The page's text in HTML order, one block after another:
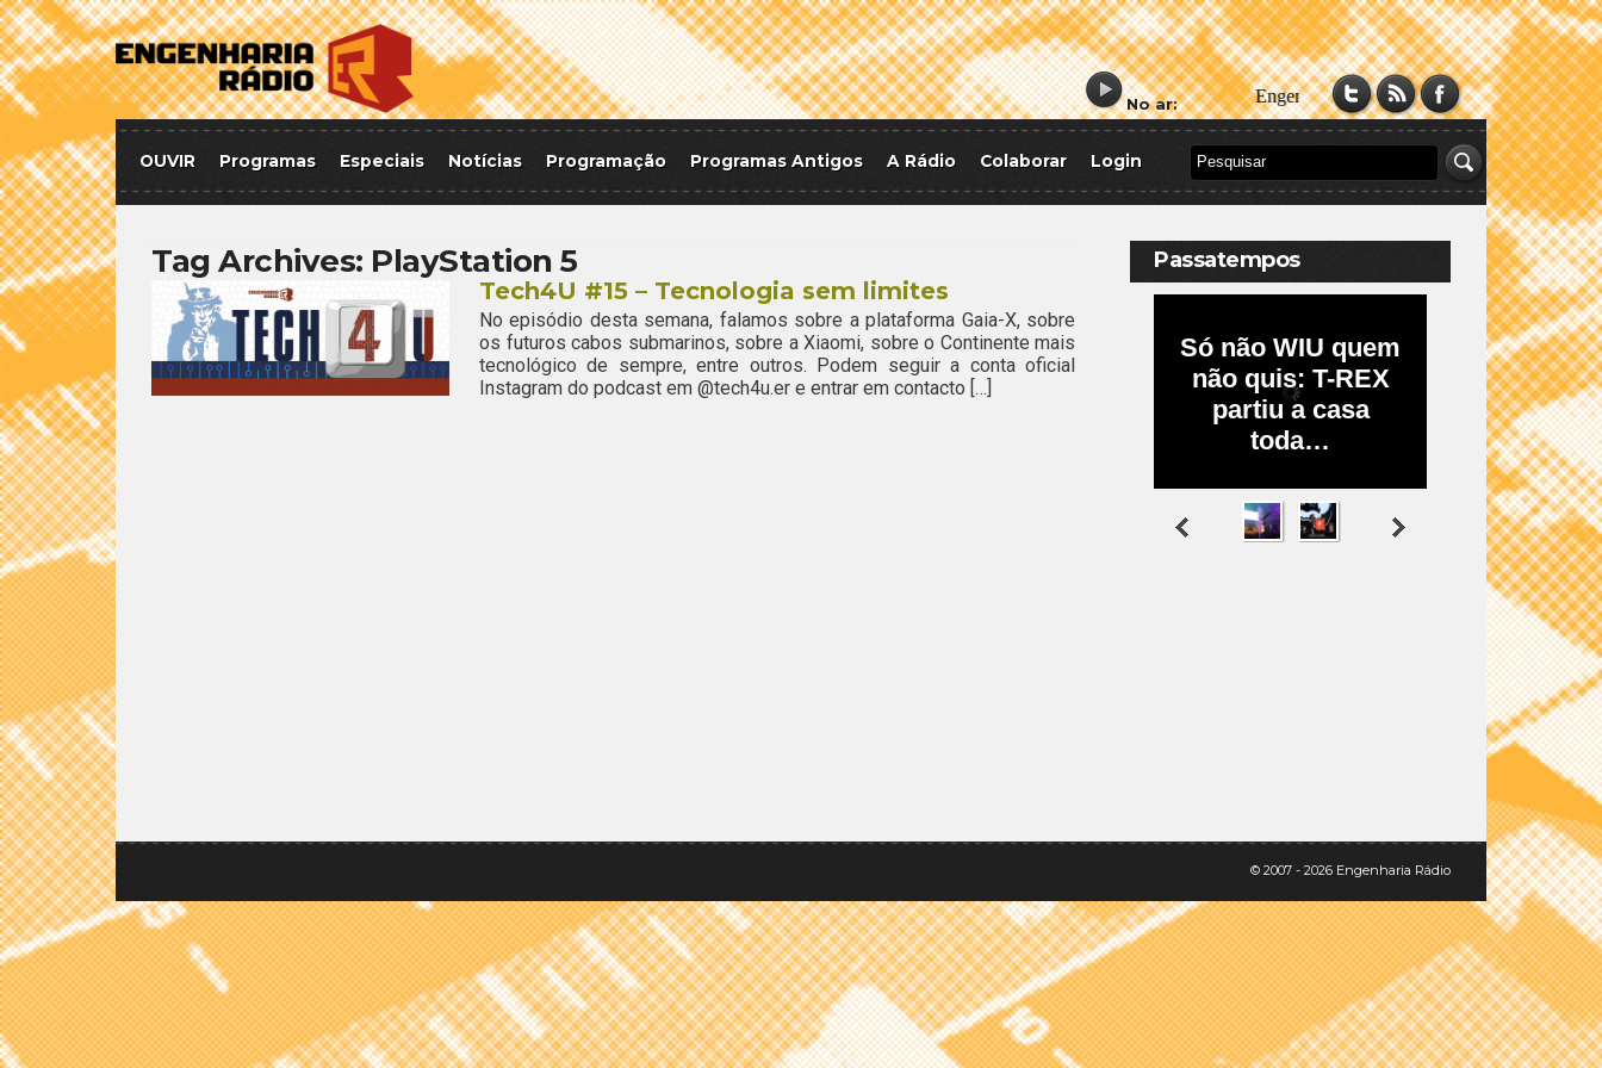
No ar:
OUVIR Programas Especiais Notícias Programação Programas Antigos A Rádio Colaborar Login
Tag Archives: PlayStation 5
Tech4U #15 – Tecnologia sem limites
No episódio desta semana, falamos sobre a plataforma Gaia-X, sobre
os futuros cabos submarinos, sobre a Xiaomi, sobre o Continente mais
tecnológico de sempre, entre outros. Podem seguir a conta oficial
Instagram do podcast em @tech4u.er e entrar em contacto […]
Passatempos
© 2007 - 2026 Engenharia Rádio